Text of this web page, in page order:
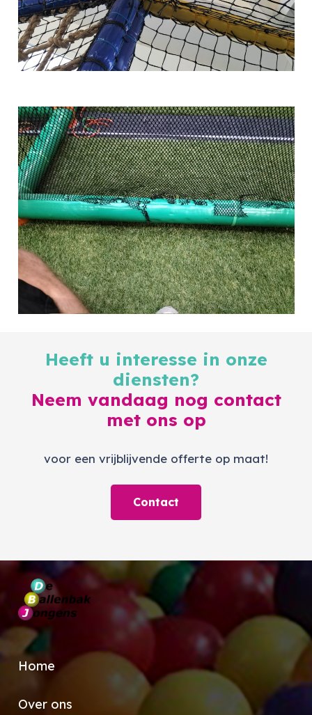
Heeft u interesse in onze
diensten?
Neem vandaag nog contact
met ons op
voor een vrijblijvende offerte op maat!
Contact
Home
Over ons